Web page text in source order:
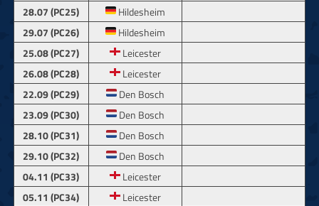
28.07 (PC25)
Hildesheim
29.07 (PC26)
Hildesheim
25.08 (PC27)
Leicester
26.08 (PC28)
Leicester
22.09 (PC29)
Den Bosch
23.09 (PC30)
Den Bosch
28.10 (PC31)
Den Bosch
29.10 (PC32)
Den Bosch
04.11 (PC33)
Leicester
05.11 (PC34)
Leicester